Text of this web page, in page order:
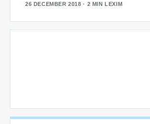
26 DECEMBER 2018 · 2 MIN LEXIM